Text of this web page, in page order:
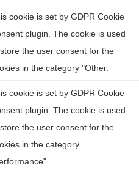
cookie is set by GDPR Cookie
plugin. The cookie is used
the user consent for the
in the category "Other.
cookie is set by GDPR Cookie
plugin. The cookie is used
the user consent for the
in the category